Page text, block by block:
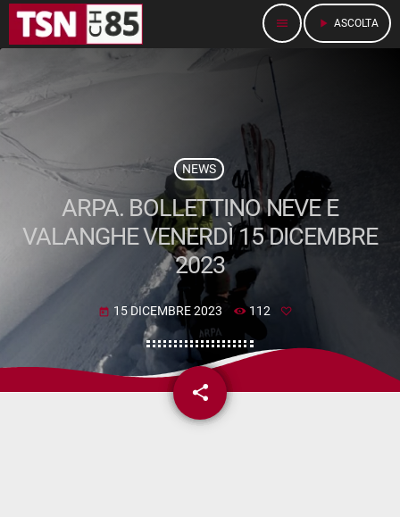
menu play_arrow ASCOLTA
NEWS
ARPA. BOLLETTINO NEVE E
VALANGHE VENERDÌ 15 DICEMBRE
2023
today 15 DICEMBRE 2023 112
share
email